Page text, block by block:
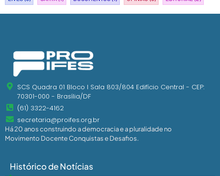
SCS Quadra 01 Bloco I Sala 803/804 Edifício Central - CEP:
70301-000 - Brasília/DF
(61) 3322-4162
secretaria@proifes.org.br
Há 20 anos construindo a democracia e a pluralidade no
Movimento Docente Conquistas e Desafios.
Histórico de Notícias